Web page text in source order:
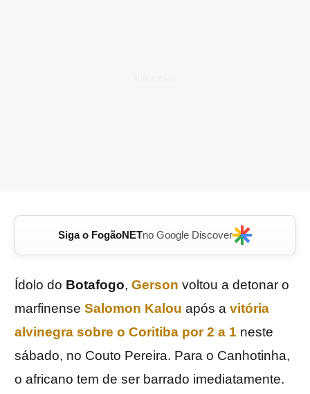
Siga o FogãoNETno Google Discover
Ídolo do Botafogo, Gerson voltou a detonar o
marfinense Salomon Kalou após a vitória
alvinegra sobre o Coritiba por 2 a 1 neste
sábado, no Couto Pereira. Para o Canhotinha,
o africano tem de ser barrado imediatamente.